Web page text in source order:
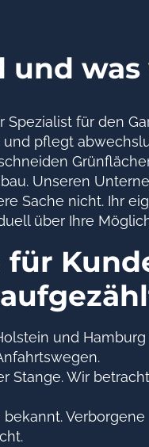
und
Spezialist für den
pflegt
Unseren
Sache nicht. Ihr
über Ihre
und Hamburg
Stange. Wir
Verborgene